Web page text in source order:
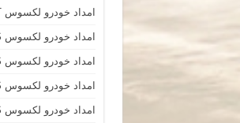
امداد خودرو لکسوس CT
امداد خودرو لکسوس IS
امداد خودرو لکسوس ES
امداد خودرو لکسوس GS
امداد خودرو لکسوس LS